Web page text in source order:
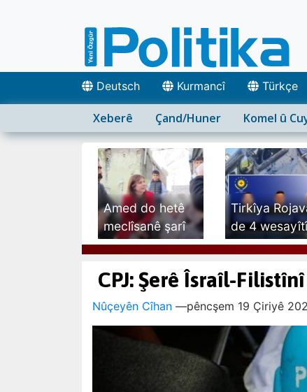
Deutsch Kurmancî Türkçe
Xeberê Çand/Huner Komel û
Amed do hetê
meclîsanê şarî
ra...
Tirkîya
de 4
hedef...
CPJ: Şerê Îsraîl-
Nûçeyên Cîhan —pêncşem 19 Çiriyê